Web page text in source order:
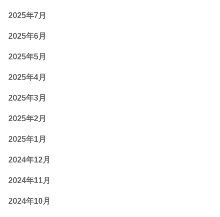
2025年7月
2025年6月
2025年5月
2025年4月
2025年3月
2025年2月
2025年1月
2024年12月
2024年11月
2024年10月